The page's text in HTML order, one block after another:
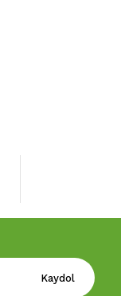
Kaydol